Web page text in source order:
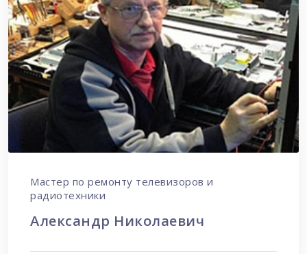
Мастер по ремонту телевизоров и
радиотехники
Александр Николаевич